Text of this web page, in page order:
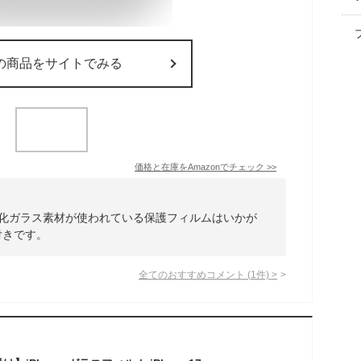
商品をサイトでみる
価格と在庫をAmazonでチェック >>
ガラス素材が使われている保護フィルムはいかが
です。
全てのおすすめコメント (1 件) >